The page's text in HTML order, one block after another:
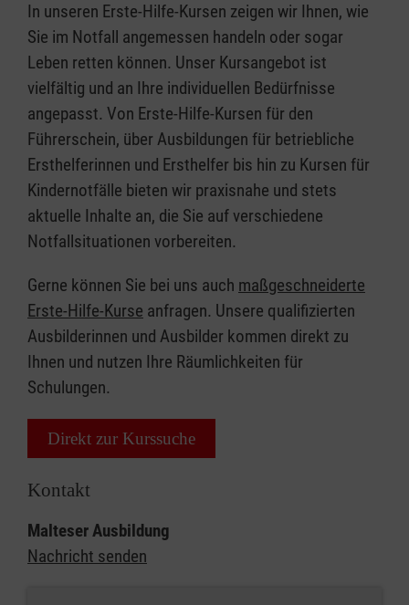
In unseren Erste-Hilfe-Kursen zeigen wir Ihnen, wie
Sie im Notfall angemessen handeln oder sogar
Leben retten können. Unser Kursangebot ist
vielfältig und an Ihre individuellen Bedürfnisse
angepasst. Von Erste-Hilfe-Kursen für den
Führerschein, über Ausbildungen für betriebliche
Ersthelferinnen und Ersthelfer bis hin zu Kursen für
Kindernotfälle bieten wir praxisnahe und stets
aktuelle Inhalte an, die Sie auf verschiedene
Notfallsituationen vorbereiten.
Gerne können Sie bei uns auch maßgeschneiderte
Erste-Hilfe-Kurse anfragen. Unsere qualifizierten
Ausbilderinnen und Ausbilder kommen direkt zu
Ihnen und nutzen Ihre Räumlichkeiten für
Schulungen.
Direkt zur Kurssuche
Kontakt
Malteser Ausbildung
Nachricht senden